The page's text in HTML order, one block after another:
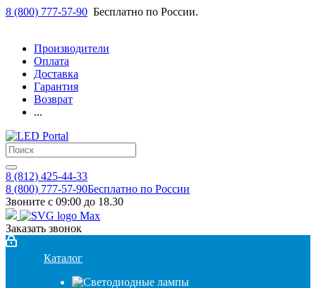
8 (800) 777-57-90 Бесплатно по России.
Производители
Оплата
Доставка
Гарантия
Возврат
...
8 (812) 425-44-33
8 (800) 777-57-90Бесплатно по России
Звоните с 09:00 до 18.30
Заказать звонок
Каталог